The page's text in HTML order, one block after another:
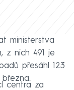
ministerstva
z nich 491 je
přesáhl 123
centra za